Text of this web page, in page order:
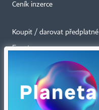
Ceník inzerce
Koupit / darovat předplatné
Eventy
RSS kanály